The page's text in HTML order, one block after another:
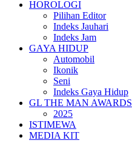
HOROLOGI
Pilihan Editor
Indeks Jauhari
Indeks Jam
GAYA HIDUP
Automobil
Ikonik
Seni
Indeks Gaya Hidup
GL THE MAN AWARDS
2025
ISTIMEWA
MEDIA KIT